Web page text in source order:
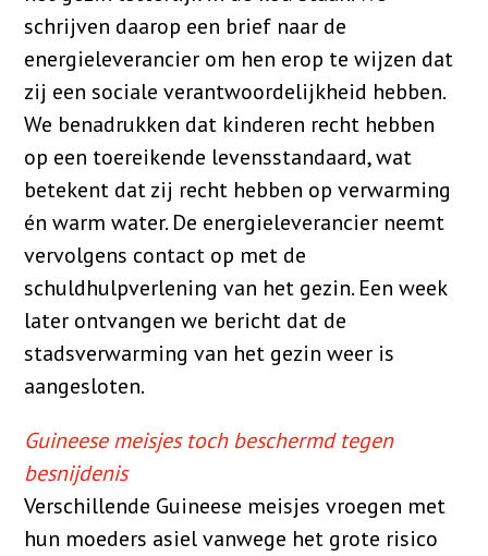
schrijven daarop een brief naar de
energieleverancier om hen erop te wijzen dat
zij een sociale verantwoordelijkheid hebben.
We benadrukken dat kinderen recht hebben
op een toereikende levensstandaard, wat
betekent dat zij recht hebben op verwarming
én warm water. De energieleverancier neemt
vervolgens contact op met de
schuldhulpverlening van het gezin. Een week
later ontvangen we bericht dat de
stadsverwarming van het gezin weer is
aangesloten.
Guineese meisjes toch beschermd tegen
besnijdenis
Verschillende Guineese meisjes vroegen met
hun moeders asiel vanwege het grote risico